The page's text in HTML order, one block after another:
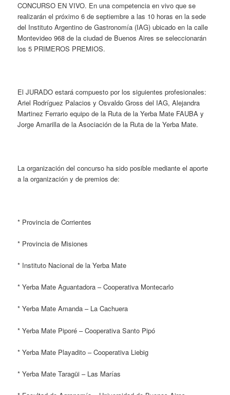
CONCURSO EN VIVO. En una competencia en vivo que se
realizarán el próximo 6 de septiembre a las 10 horas en la sede
del Instituto Argentino de Gastronomía (IAG) ubicado en la calle
Montevideo 968 de la ciudad de Buenos Aires se seleccionarán
los 5 PRIMEROS PREMIOS.
El JURADO estará compuesto por los siguientes profesionales:
Ariel Rodríguez Palacios y Osvaldo Gross del IAG, Alejandra
Martinez Ferrario equipo de la Ruta de la Yerba Mate FAUBA y
Jorge Amarilla de la Asociación de la Ruta de la Yerba Mate.
La organización del concurso ha sido posible mediante el aporte
a la organización y de premios de:
* Provincia de Corrientes
* Provincia de Misiones
* Instituto Nacional de la Yerba Mate
* Yerba Mate Aguantadora – Cooperativa Montecarlo
* Yerba Mate Amanda – La Cachuera
* Yerba Mate Piporé – Cooperativa Santo Pipó
* Yerba Mate Playadito – Cooperativa Liebig
* Yerba Mate Taragüi – Las Marías